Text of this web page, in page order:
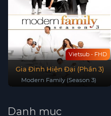
Vietsub - FHD
Gia Đình Hiện Đại (Phần 3)
Modern Family (Season 3)
Danh mục